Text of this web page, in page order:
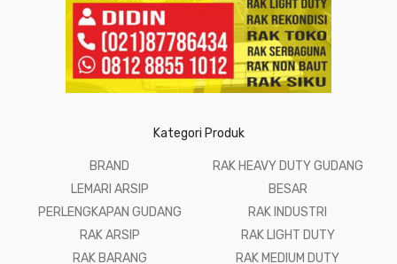
Kategori Produk
BRAND
LEMARI ARSIP
PERLENGKAPAN GUDANG
RAK ARSIP
RAK BARANG
RAK HEAVY DUTY GUDANG
BESAR
RAK INDUSTRI
RAK LIGHT DUTY
RAK MEDIUM DUTY